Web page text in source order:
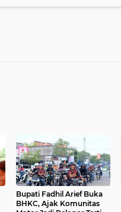
Bupati Fadhil Arief Buka
BHKC, Ajak Komunitas